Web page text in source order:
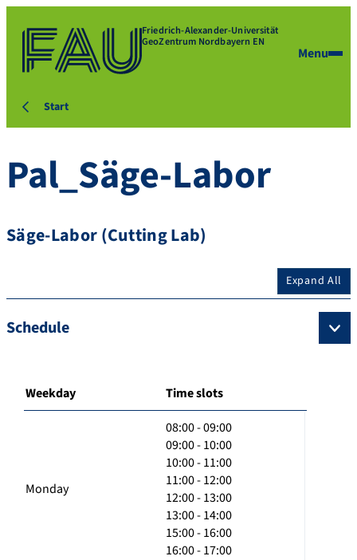
Friedrich-Alexander-Universität
GeoZentrum Nordbayern EN
Menu
Start
Pal_Säge-Labor
Säge-Labor (Cutting Lab)
Expand All
Schedule
Weekday Time slots
Monday
08:00 - 09:00
09:00 - 10:00
10:00 - 11:00
11:00 - 12:00
12:00 - 13:00
13:00 - 14:00
15:00 - 16:00
16:00 - 17:00